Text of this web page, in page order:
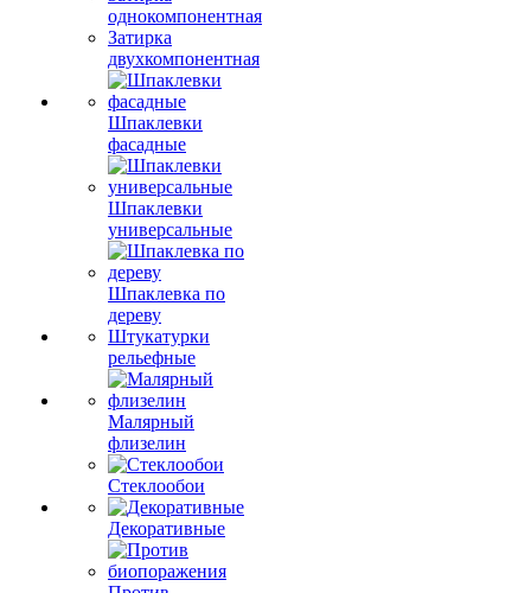
однокомпонентная
Затирка
двухкомпонентная
Шпаклевки
фасадные
Шпаклевки
универсальные
Шпаклевка по
дереву
Штукатурки
рельефные
Малярный
флизелин
Стеклообои
Декоративные